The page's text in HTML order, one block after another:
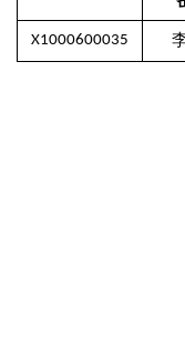
X1000600035